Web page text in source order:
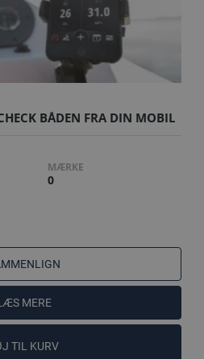
BÅDEN FRA DIN MOBIL
MÆRKE
0
MERE
TIL KURV